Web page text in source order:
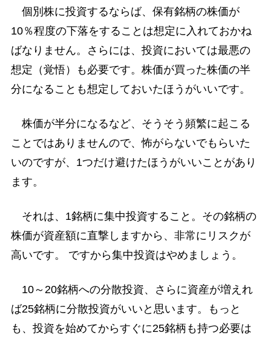
個別株に投資するならば、保有銘柄の株価が
10％程度の下落をすることは想定に入れておかね
ばなりません。さらには、投資においては最悪の
想定（覚悟）も必要です。株価が買った株価の半
分になることも想定しておいたほうがいいです。
株価が半分になるなど、そうそう頻繁に起こる
ことではありませんので、怖がらないでもらいた
いのですが、1つだけ避けたほうがいいことがあり
ます。
それは、1銘柄に集中投資すること。その銘柄の
株価が資産額に直撃しますから、非常にリスクが
高いです。 ですから集中投資はやめましょう。
10～20銘柄への分散投資、さらに資産が増えれ
ば25銘柄に分散投資がいいと思います。もっと
も、投資を始めてからすぐに25銘柄も持つ必要は